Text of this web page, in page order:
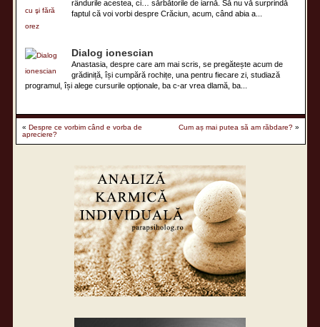
rândurile acestea, ci… sărbătorile de iarnă. Să nu vă surprindă
faptul că voi vorbi despre Crăciun, acum, când abia a...
Dialog ionescian
Anastasia, despre care am mai scris, se pregătește acum de
grădiniță, își cumpără rochițe, una pentru fiecare zi, studiază
programul, își alege cursurile opționale, ba c-ar vrea dlamă, ba...
«Despre ce vorbim când e vorba de
apreciere?
Cum aș mai putea să am răbdare?»